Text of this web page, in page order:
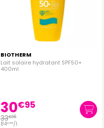
BIOTHERM
Lait solaire hydratant SPF50+
400ml
30€95
33€95
84€88/l.